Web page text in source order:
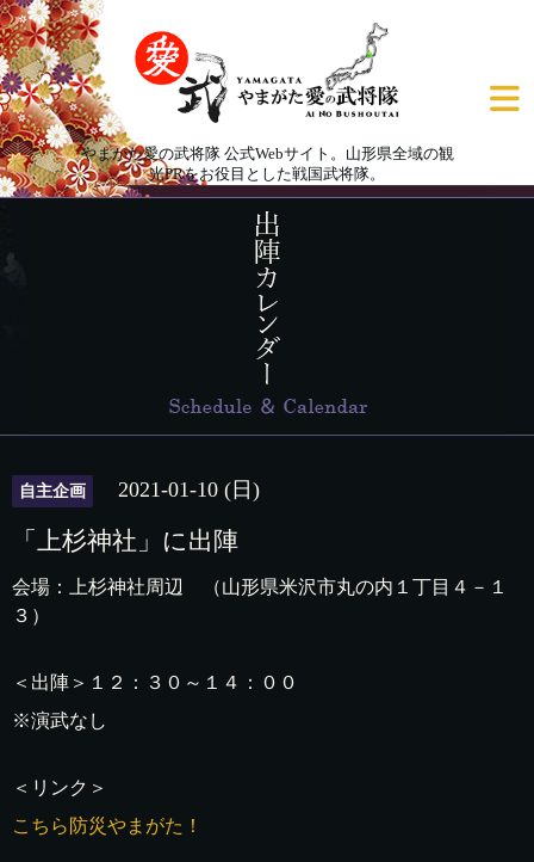
やまがた愛の武将隊 公式Webサイト。山形県全域の観
光PRをお役目とした戦国武将隊。
自主企画 2021-01-10 (日)
「上杉神社」に出陣
会場：上杉神社周辺 （山形県米沢市丸の内１丁目４－１
３）
＜出陣＞１２：３０～１４：００
※演武なし
＜リンク＞
こちら防災やまがた！